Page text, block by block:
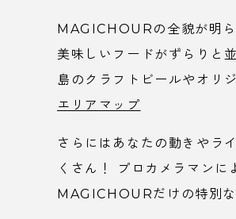
MAGICHOURの全貌が明ら
美味しいフードがずらりと
島のクラフトビールやオリ
エリアマップ
さらにはあなたの動きやラ
くさん！ プロカメラマンに
MAGICHOURだけの特別な